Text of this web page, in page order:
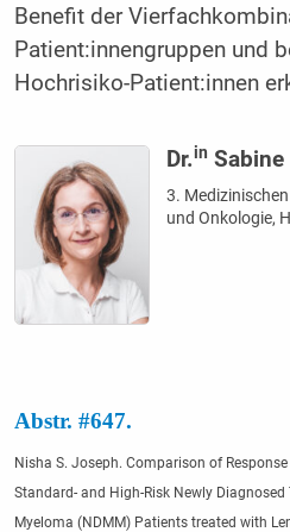
Benefit der
Patient:innengruppen und
Hochrisiko-Patient:innen
Dr.in
3.
und Onkologie,
Abstr. #647.
Nisha S. Joseph. Comparison of
Standard- and High-Risk Newly
Myeloma (NDMM) Patients treated with